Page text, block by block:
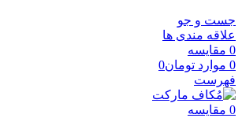
جست و جو
علاقه مندی ها
0 مقایسه
0 موارد تومان0
فهرست
0 مقایسه